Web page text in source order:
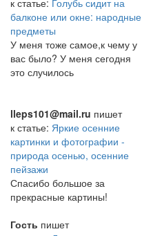
к статье: Голубь сидит на
балконе или окне: народные
предметы
У меня тоже самое,к чему у
вас было? У меня сегодня
это случилось
lleps101@mail.ru пишет
к статье: Яркие осенние
картинки и фотографии -
природа осенью, осенние
пейзажи
Спасибо большое за
прекрасные картины!
Гость пишет